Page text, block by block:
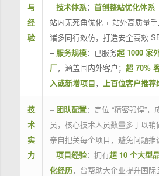
与
经
验
–技术体系： 首创整站优化体系
站内无死角优化 + 站外高质量
诸多同行效仿，打造安全高效
– 服务规模：已服务超 1000 家
厂，涵盖国内外客户； 超 70%
入或新增项目， 上百位客户推荐
技
术
实
力
– 团队配置：定位 “精密强悍”，
员，核心技术人员数量多于以
亲自把关每个项目，避免问题推
– 项目经验：拥有超 10 个大型
化经历，曾帮助大企业提升国